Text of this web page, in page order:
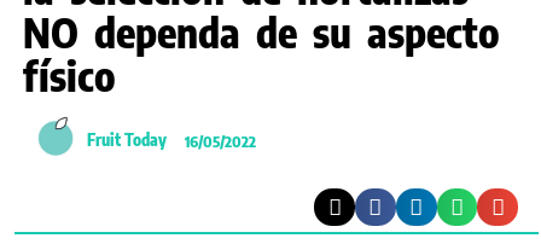
NO dependa de su aspecto
físico
Fruit Today 16/05/2022